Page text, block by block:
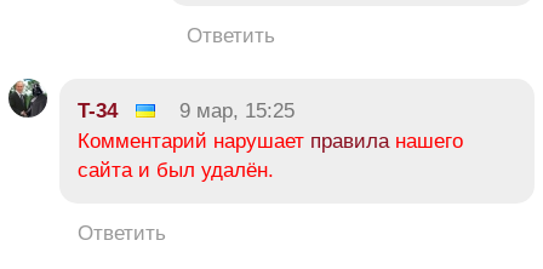
Ответить
T-34
9 мар, 15:25
Комментарий нарушает правила нашего
сайта и был удалён.
Ответить